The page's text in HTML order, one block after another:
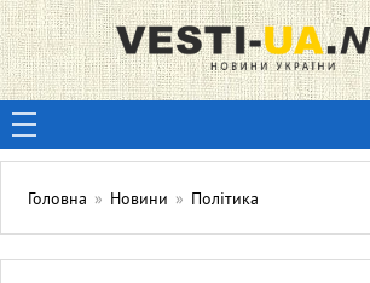
Головна » Новини » Політика